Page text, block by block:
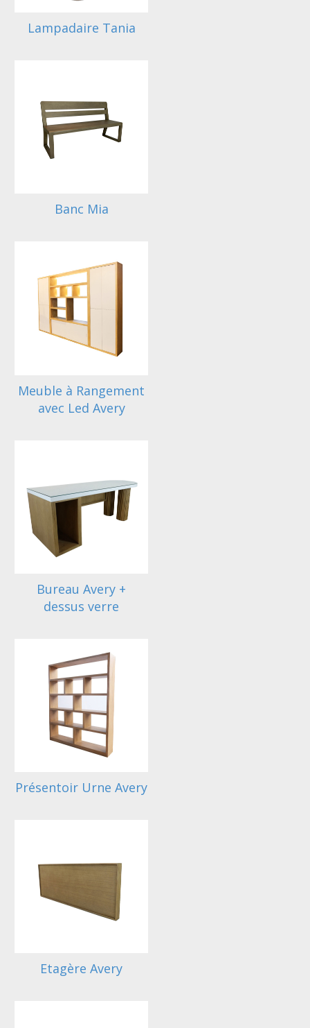
Lampadaire Tania
Banc Mia
Meuble à Rangement
avec Led Avery
Bureau Avery +
dessus verre
Présentoir Urne Avery
Etagère Avery